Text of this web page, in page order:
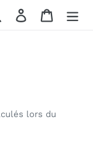
RechercherSe connecter
Panier
lors du